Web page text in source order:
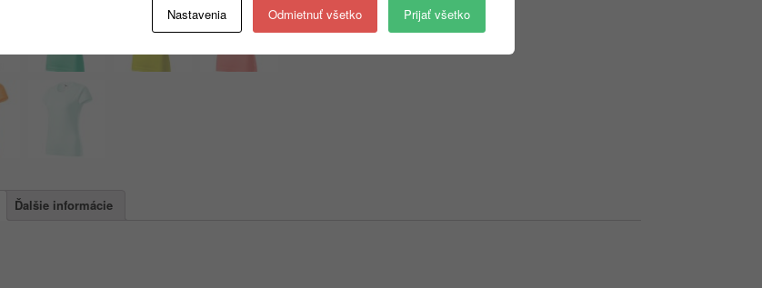
Ďalšie informácie
Nastavenia Odmietnuť všetko Prijať všetko